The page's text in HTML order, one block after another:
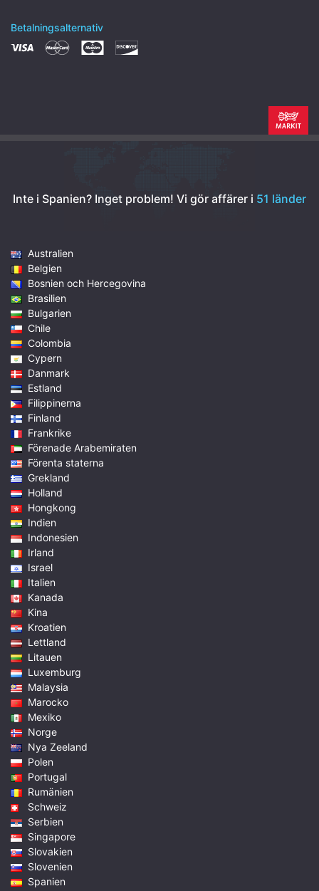
Betalningsalternativ
Inte i Spanien? Inget problem! Vi gör affärer i 51 länder
Australien
Belgien
Bosnien och Hercegovina
Brasilien
Bulgarien
Chile
Colombia
Cypern
Danmark
Estland
Filippinerna
Finland
Frankrike
Förenade Arabemiraten
Förenta staterna
Grekland
Holland
Hongkong
Indien
Indonesien
Irland
Israel
Italien
Kanada
Kina
Kroatien
Lettland
Litauen
Luxemburg
Malaysia
Marocko
Mexiko
Norge
Nya Zeeland
Polen
Portugal
Rumänien
Schweiz
Serbien
Singapore
Slovakien
Slovenien
Spanien